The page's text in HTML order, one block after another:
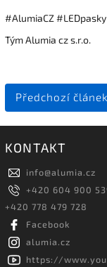
#AlumiaCZ
Tým Alumia cz s.r.o.
Předchozí článek
KONTAKT
info@alumia.cz
+420 604 900
+420 778 479 728
Facebook
alumia.cz
https://